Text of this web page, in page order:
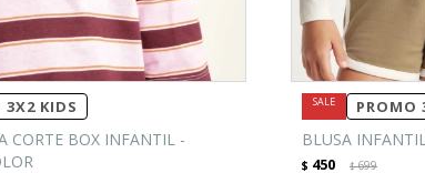
3X2 KIDS
CORTE BOX INFANTIL -
PROMO
BLUSA
$ 450 $699